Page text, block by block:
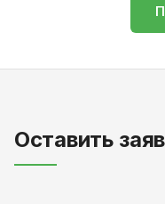
Оставить